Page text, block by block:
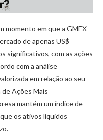
momento em que a GMEX
de apenas US$
significativos, com as ações
com a análise
em relação ao seu
de Ações Mais
mantém um índice de
os ativos líquidos